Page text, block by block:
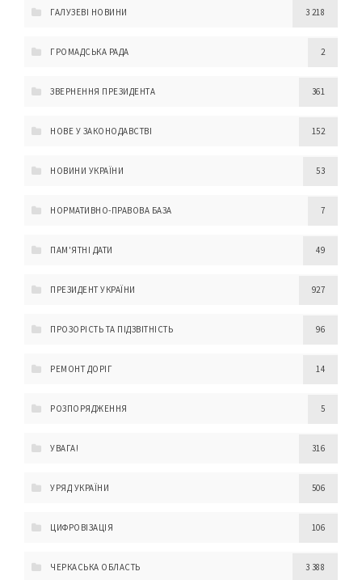
ГАЛУЗЕВІ НОВИНИ 3 218
ГРОМАДСЬКА РАДА 2
ЗВЕРНЕННЯ ПРЕЗИДЕНТА 361
НОВЕ У ЗАКОНОДАВСТВІ 152
НОВИНИ УКРАЇНИ 53
НОРМАТИВНО-ПРАВОВА БАЗА 7
ПАМ'ЯТНІ ДАТИ 49
ПРЕЗИДЕНТ УКРАЇНИ 927
ПРОЗОРІСТЬ ТА ПІДЗВІТНІСТЬ 96
РЕМОНТ ДОРІГ 14
РОЗПОРЯДЖЕННЯ 5
УВАГА! 316
УРЯД УКРАЇНИ 506
ЦИФРОВІЗАЦІЯ 106
ЧЕРКАСЬКА ОБЛАСТЬ 3 388